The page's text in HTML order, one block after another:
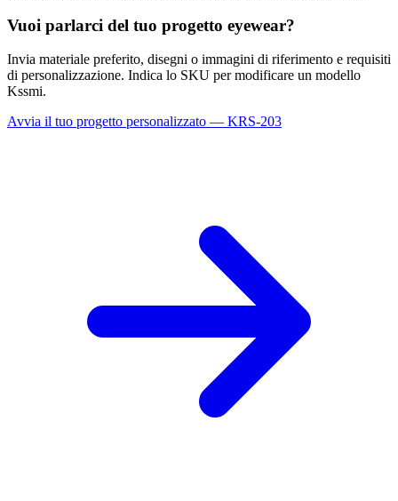
Vuoi parlarci del tuo progetto eyewear?
Invia materiale preferito, disegni o immagini di riferimento e requisiti
di personalizzazione. Indica lo SKU per modificare un modello
Kssmi.
Avvia il tuo progetto personalizzato — KRS-203